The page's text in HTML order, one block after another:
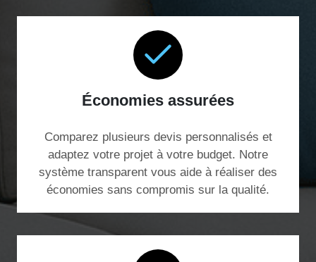
Économies assurées
Comparez plusieurs devis personnalisés et
adaptez votre projet à votre budget. Notre
système transparent vous aide à réaliser des
économies sans compromis sur la qualité.